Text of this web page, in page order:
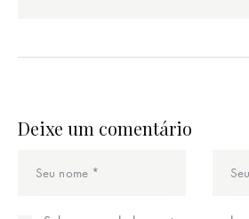
Deixe um comentário